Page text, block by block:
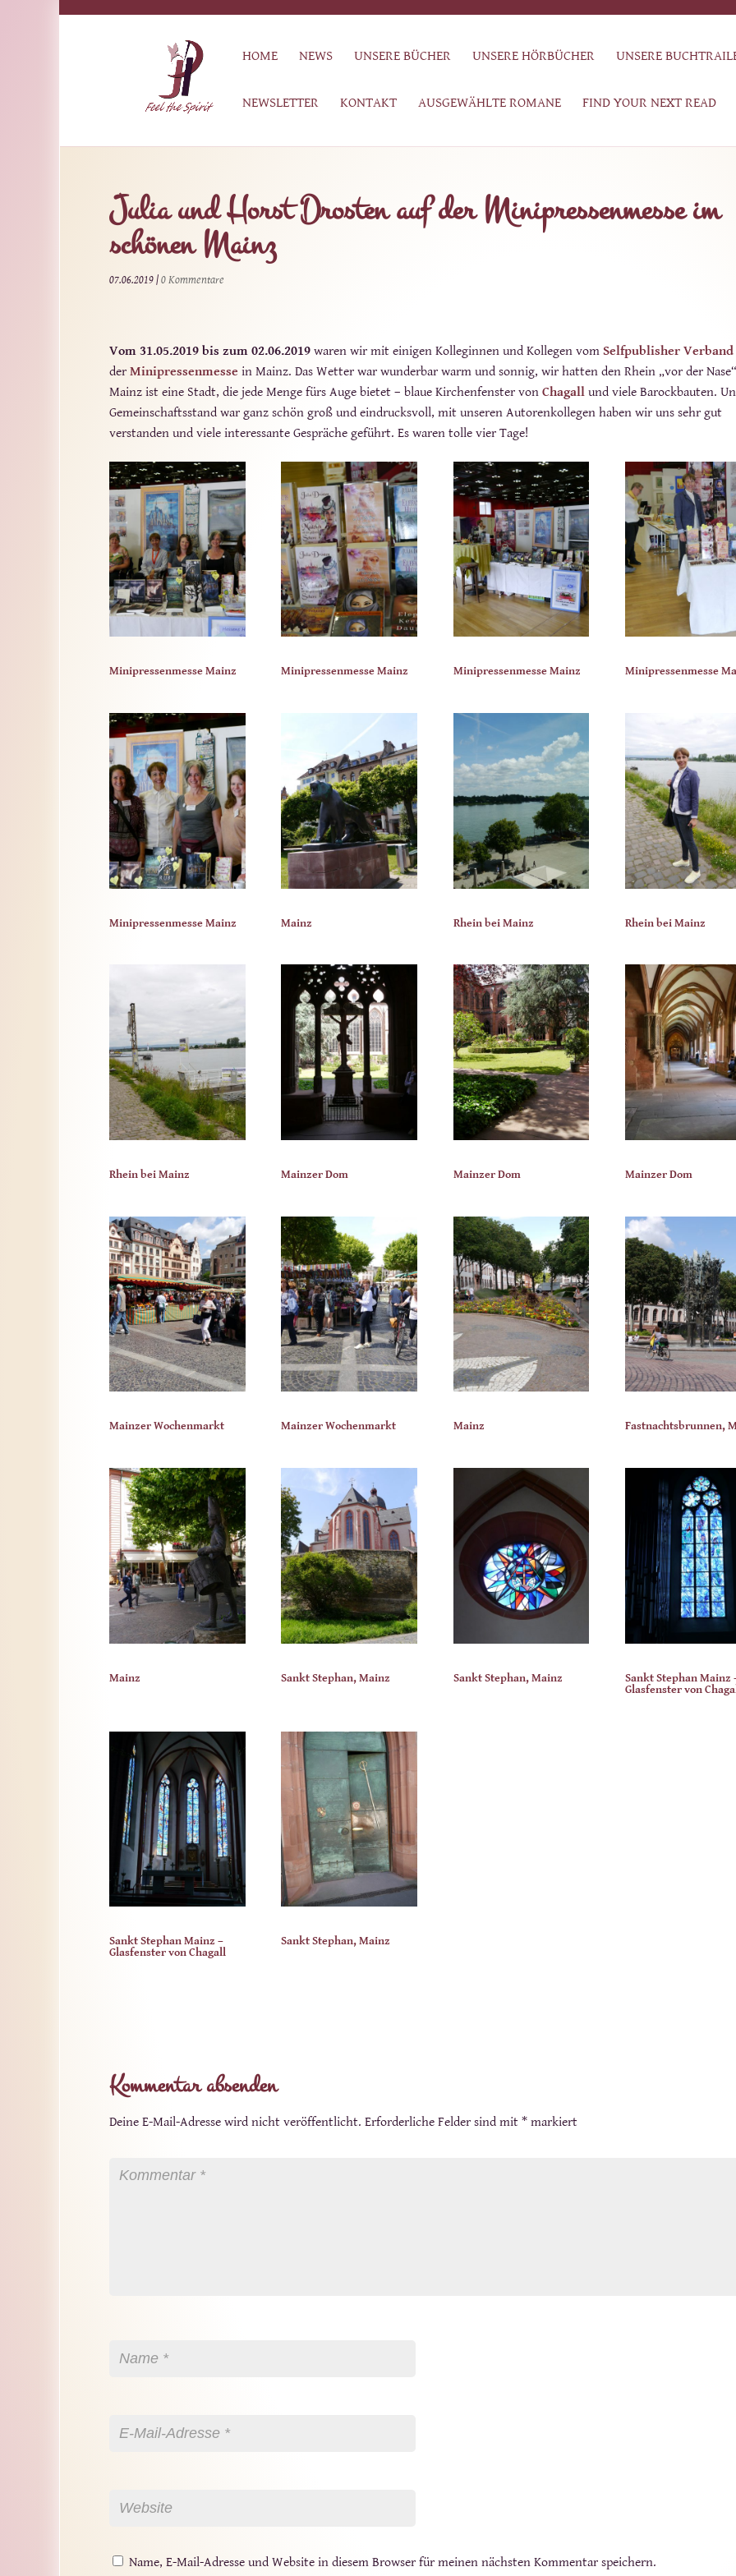
HOME NEWS UNSERE BÜCHER UNSERE HÖRBÜCHER UNSERE
NEWSLETTER KONTAKT AUSGEWÄHLTE ROMANE FIND YOUR NEXT READ
Julia und Horst Drosten auf der Minipressenmesse im
schönen Mainz
07.06.2019|0 Kommentare
Vom 31.05.2019 bis zum 02.06.2019 waren wir mit einigen Kolleginnen und Kollegen vom Selfpublisher Verband
der Minipressenmesse in Mainz. Das Wetter war wunderbar warm und sonnig, wir hatten den Rhein „vor der
Mainz ist eine Stadt, die jede Menge fürs Auge bietet – blaue Kirchenfenster von Chagall und viele Barockbauten.
Gemeinschaftsstand war ganz schön groß und eindrucksvoll, mit unseren Autorenkollegen haben wir uns sehr gut
verstanden und viele interessante Gespräche geführt. Es waren tolle vier Tage!
Minipressenmesse Mainz Minipressenmesse Mainz Minipressenmesse Mainz Minipressenmesse
Minipressenmesse Mainz Mainz Rhein bei Mainz Rhein bei Mainz
Rhein bei Mainz Mainzer Dom Mainzer Dom Mainzer Dom
Mainzer Wochenmarkt Mainzer Wochenmarkt Mainz Fastnachtsbrunnen,
Mainz Sankt Stephan, Mainz Sankt Stephan, Mainz
Sankt Stephan Mainz
Glasfenster von
Sankt Stephan Mainz –
Glasfenster von Chagall
Sankt Stephan, Mainz
Kommentar absenden
Deine E-Mail-Adresse wird nicht veröffentlicht. Erforderliche Felder sind mit *markiert
Name, E-Mail-Adresse und Website in diesem Browser für meinen nächsten Kommentar speichern.